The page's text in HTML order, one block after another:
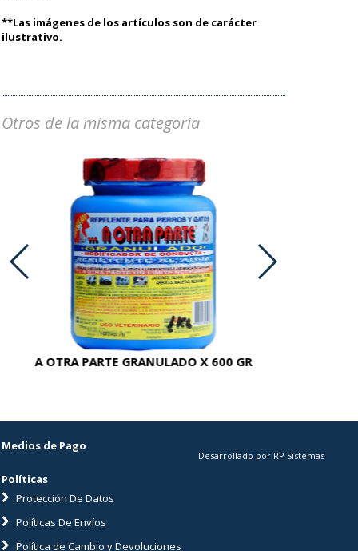
**Las imágenes de los artículos son de carácter
ilustrativo.
Otros de la misma categoria
A OTRA PARTE GRANULADO X 600 GR
Medios de Pago
Políticas
Protección De Datos
Políticas De Envíos
Política de Cambio y Devoluciones
Desarrollado por RP Sistemas